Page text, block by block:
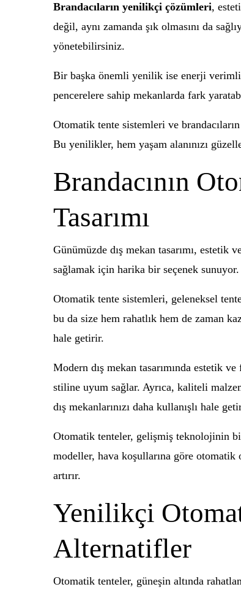
Brandacıların yenilikçi çözümleri,
değil, aynı zamanda şık olmasını da
yönetebilirsiniz.
Bir başka önemli yenilik ise enerji
pencerelere sahip mekanlarda fark
Otomatik tente sistemleri ve
Bu yenilikler, hem yaşam alanınızı
Brandacının
Tasarımı
Günümüzde dış mekan tasarımı,
sağlamak için harika bir seçenek
Otomatik tente sistemleri, geleneksel
bu da size hem rahatlık hem de zaman
hale getirir.
Modern dış mekan tasarımında estetik
stiline uyum sağlar. Ayrıca, kaliteli
dış mekanlarınızı daha kullanışlı hale
Otomatik tenteler, gelişmiş teknolojinin
modeller, hava koşullarına göre otomatik
artırır.
Yenilikçi
Alternatifler
Otomatik tenteler, güneşin altında